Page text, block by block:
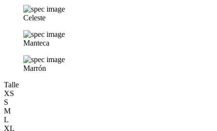
Celeste
Manteca
Marrón
Talle
XS
S
M
L
XL